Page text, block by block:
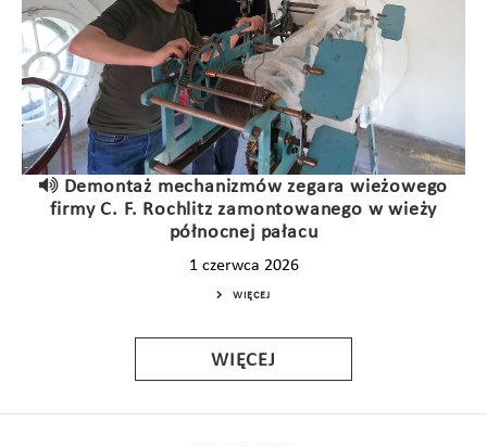
Demontaż mechanizmów zegara wieżowego
firmy C. F. Rochlitz zamontowanego w wieży
północnej pałacu
1 czerwca 2026
WIĘCEJ
WIĘCEJ